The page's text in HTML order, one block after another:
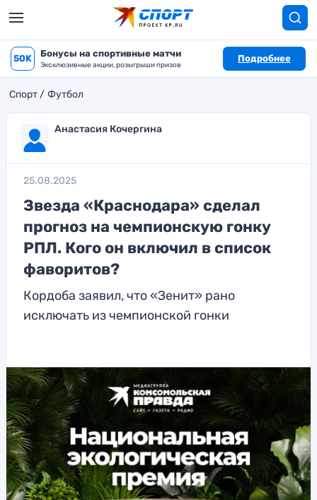
50K Бонусы на спортивные матчи
Эксклюзивные акции, розыгрыши призов
Подробнее
Спорт Футбол
Анастасия Кочергина
25.08.2025
Звезда «Краснодара» сделал
прогноз на чемпионскую гонку
РПЛ. Кого он включил в список
фаворитов?
Кордоба заявил, что «Зенит» рано
исключать из чемпионской гонки